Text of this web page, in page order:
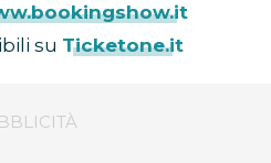
su Ticketone.it